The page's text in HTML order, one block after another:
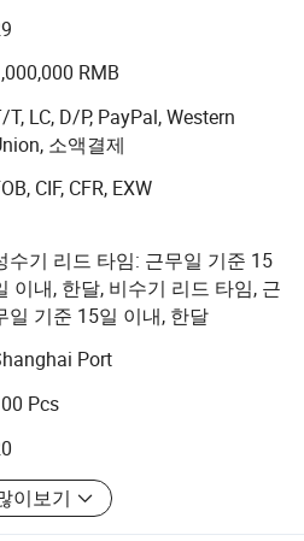
.
고 고객으로부터 품질 불만을
잘 정리된 품질 관리 시스템과
다.
및 생산 라인, 완벽한 지원 시
제품은 믿을 수 있는 품질로
계 고객들은 탁월한 기술, 우수
평가받고 있습니다.
터 문의와 협조를 진심으로 환
장기적인 지원에 대해 진심으
이라고 믿습니다. 편리한 구매
해 드리게 되어 기쁘게 생각합
RMB
T, LC, D/P, PayPal, Western
소액결제
CIF, CFR, EXW
수기 리드 타임: 근무일 기준 15
이내, 한달, 비수기 리드 타임, 근
일 기준 15일 이내, 한달
Port
Pcs
이보기